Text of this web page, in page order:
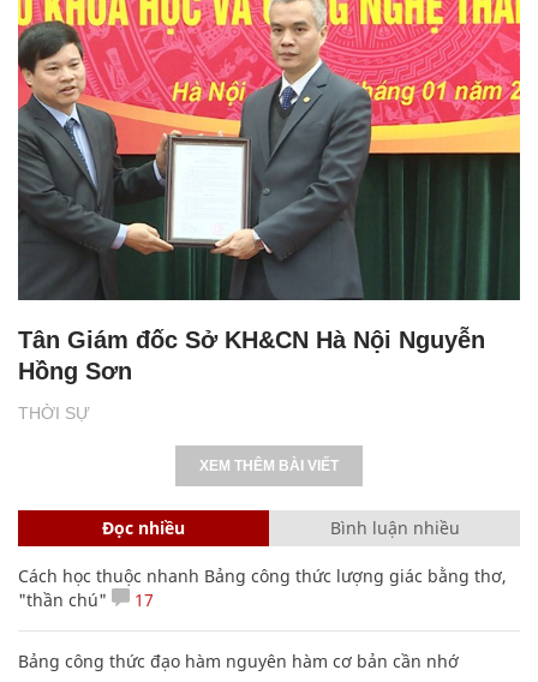
THỜI SỰ
Tân Giám đốc Sở KH&CN Hà Nội Nguyễn
Hồng Sơn
XEM THÊM BÀI VIẾT
Đọc nhiều Bình luận nhiều
Cách học thuộc nhanh Bảng công thức lượng giác bằng thơ,
"thần chú"
17
Bảng công thức đạo hàm nguyên hàm cơ bản cần nhớ